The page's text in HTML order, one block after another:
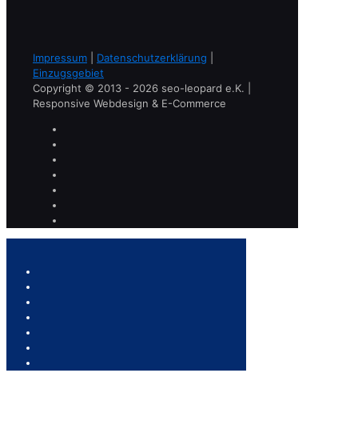
Impressum Datenschutzerklärung
Einzugsgebiet
Copyright © 2013 - 2026 seo-leopard e.K. |
Responsive Webdesign & E-Commerce